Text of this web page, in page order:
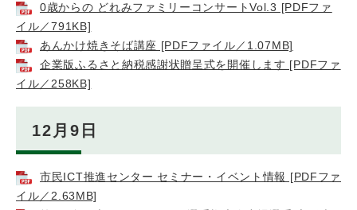
0歳からの どれみファミリーコンサートVol.3 [PDFファ
イル／791KB]
あんかけ焼きそば講座 [PDFファイル／1.07MB]
企業版ふるさと納税感謝状贈呈式を開催します [PDFファ
イル／258KB]
12月9日
市民ICT推進センター セミナー・イベント情報 [PDFファ
イル／2.63MB]